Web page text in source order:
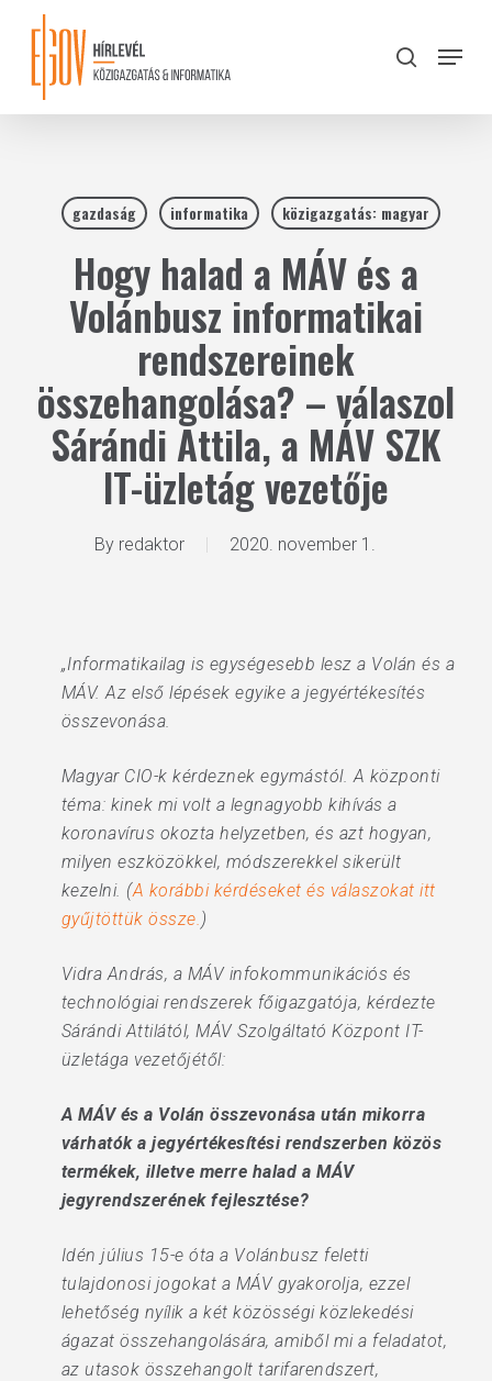
content
search
Menu
gazdaság informatika közigazgatás: magyar
Hogy halad a MÁV és a
Volánbusz informatikai
rendszereinek
összehangolása? – válaszol
Sárándi Attila, a MÁV SZK
IT-üzletág vezetője
By redaktor 2020. november 1.
„Informatikailag is egységesebb lesz a Volán és a
MÁV. Az első lépések egyike a jegyértékesítés
összevonása.
Magyar CIO-k kérdeznek egymástól. A központi
téma: kinek mi volt a legnagyobb kihívás a
koronavírus okozta helyzetben, és azt hogyan,
milyen eszközökkel, módszerekkel sikerült
kezelni. (A korábbi kérdéseket és válaszokat itt
gyűjtöttük össze.)
Vidra András, a MÁV infokommunikációs és
technológiai rendszerek főigazgatója, kérdezte
Sárándi Attilától, MÁV Szolgáltató Központ IT-
üzletága vezetőjétől:
A MÁV és a Volán összevonása után mikorra
várhatók a jegyértékesítési rendszerben közös
termékek, illetve merre halad a MÁV
jegyrendszerének fejlesztése?
Idén július 15-e óta a Volánbusz feletti
tulajdonosi jogokat a MÁV gyakorolja, ezzel
lehetőség nyílik a két közösségi közlekedési
ágazat összehangolására, amiből mi a feladatot,
az utasok összehangolt tarifarendszert,
Close